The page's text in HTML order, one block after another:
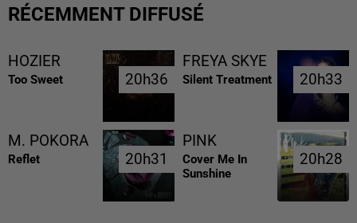
RÉCEMMENT DIFFUSÉ
HOZIER
Too Sweet 20h36
20h36
FREYA SKYE
Silent Treatment 20h33
20h33
M. POKORA
Reflet 20h31
20h31
PINK
Cover Me In
Sunshine
20h28
20h28